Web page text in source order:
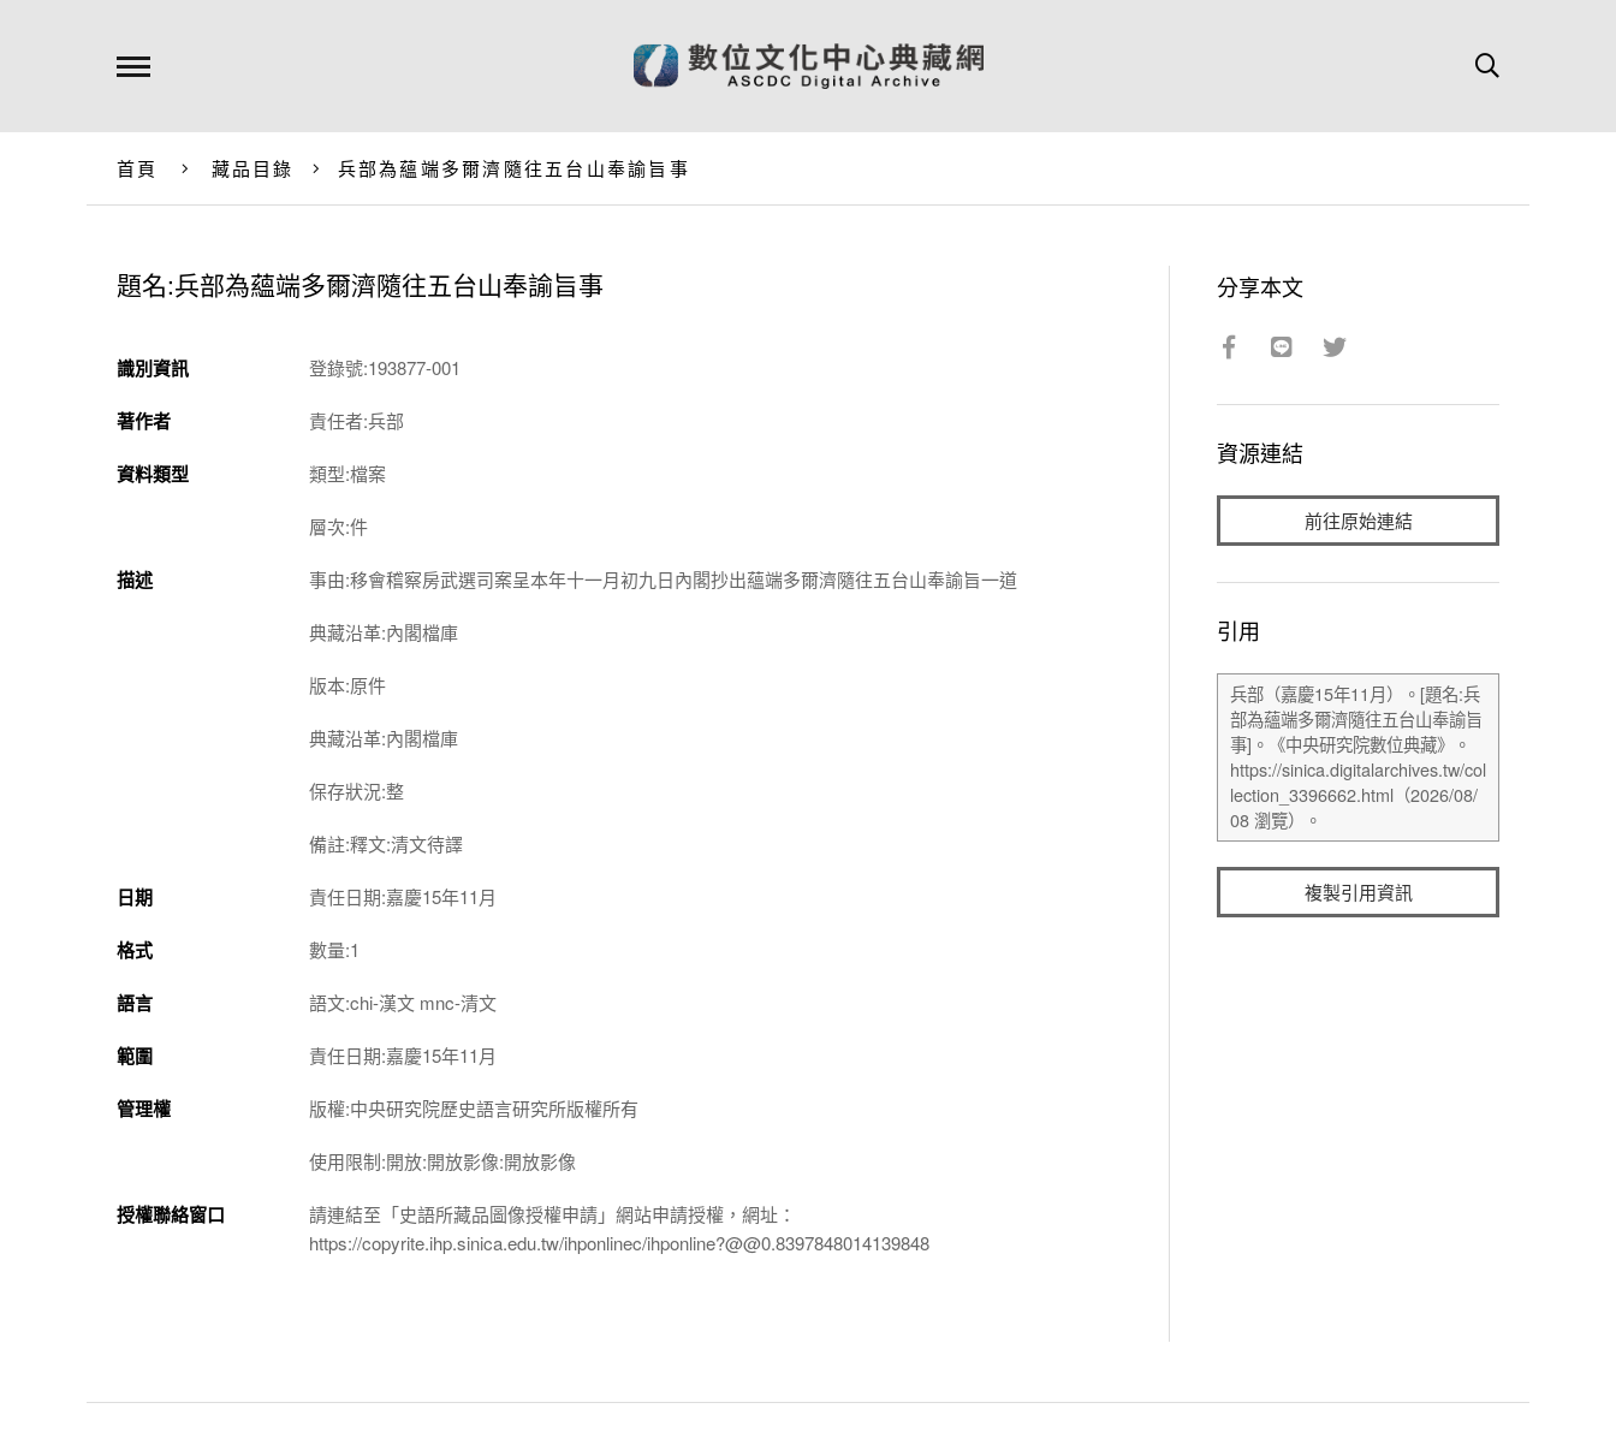
首頁 藏品目錄 兵部為蘊端多爾濟隨往五台山奉諭旨事
題名:兵部為蘊端多爾濟隨往五台山奉諭旨事
識別資訊 登錄號:193877-001
著作者 責任者:兵部
資料類型 類型:檔案
層次:件
描述 事由:移會稽察房武選司案呈本年十一月初九日內閣抄出蘊端多爾濟隨往五台山奉諭旨一道
典藏沿革:內閣檔庫
版本:原件
典藏沿革:內閣檔庫
保存狀況:整
備註:釋文:清文待譯
日期 責任日期:嘉慶15年11月
格式 數量:1
語言 語文:chi-漢文 mnc-清文
範圍 責任日期:嘉慶15年11月
管理權 版權:中央研究院歷史語言研究所版權所有
使用限制:開放:開放影像:開放影像
授權聯絡窗口
請連結至「史語所藏品圖像授權申請」網站申請授權，網址：
https://copyrite.ihp.sinica.edu.tw/ihponlinec/ihponline?@@0.8397848014139848
分享本文
資源連結
前往原始連結
引用
複製引用資訊